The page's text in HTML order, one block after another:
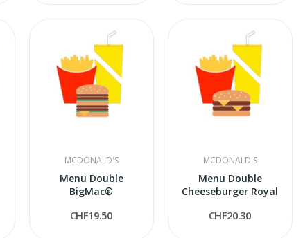
MCDONALD'S
Menu Double
BigMac®
CHF19.50
MCDONALD'S
Menu Double
Cheeseburger Royal
CHF20.30